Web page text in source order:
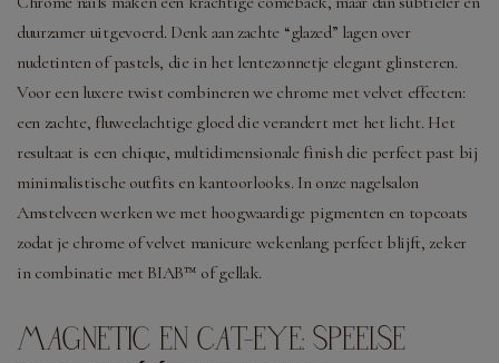
duurzamer uitgevoerd. Denk aan zachte “glazed” lagen over
nudetinten of pastels, die in het lentezonnetje elegant glinsteren.
Voor een luxere twist combineren we chrome met velvet effecten:
een zachte, fluweelachtige gloed die verandert met het licht. Het
resultaat is een chique, multidimensionale finish die perfect past bij
minimalistische outfits en kantoorlooks. In onze nagelsalon
Amstelveen werken we met hoogwaardige pigmenten en topcoats
zodat je chrome of velvet manicure wekenlang perfect blijft, zeker
in combinatie met BIAB™ of gellak.
MAGNETIC EN CAT-EYE: SPEELSE